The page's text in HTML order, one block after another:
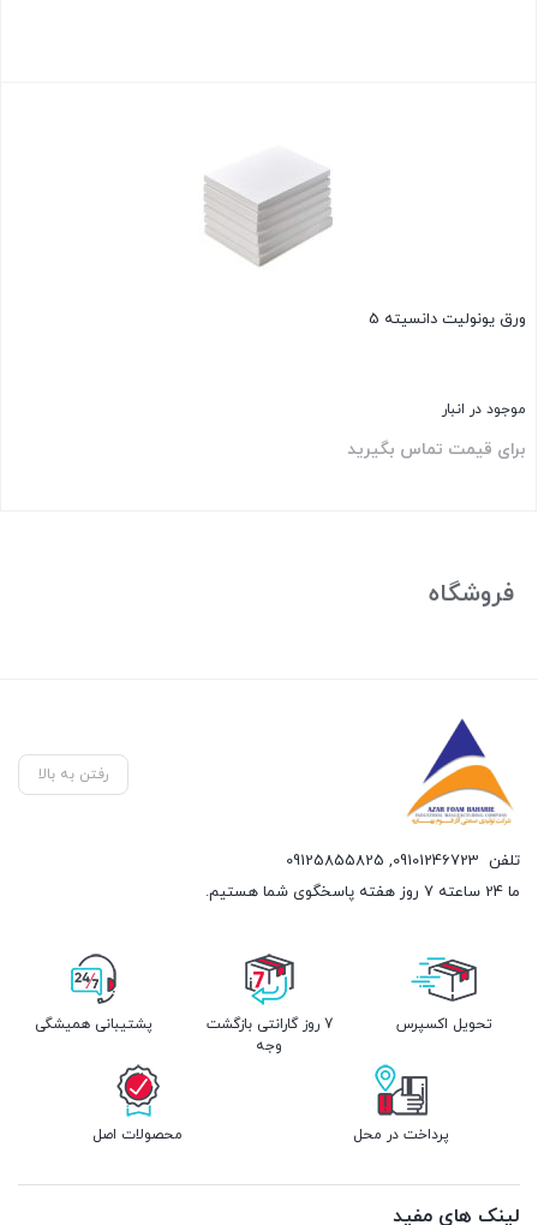
ورق یونولیت دانسیته 5
موجود در انبار
برای قیمت تماس بگیرید
فروشگاه
رفتن به بالا
تلفن 09101246723
,
09125855825
ما 24 ساعته 7 روز هفته پاسخگوی شما هستیم.
تحویل اکسپرس
7 روز گارانتی بازگشت
وجه
پشتیبانی همیشگی
پرداخت در محل محصولات اصل
لینک های مفید